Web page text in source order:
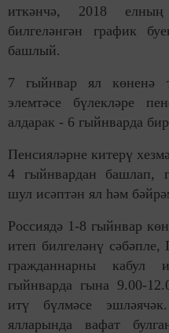
иткәнчә, 2018 елның
билгеләнгән график
башлый.
7 гыйнвар ял көненә
элемтәсе бүлекләре
алдарак - 6 гыйнварда
Пенсияләрне китерү
4 гыйнвардан башлап,
шул исәптән ял һәм
Россиядә 1-8 гыйнвар
итеп билгеләнү
гражданнарны
гыйнварда гына 9.00-
итү бүлмәсе
ялларында вафат